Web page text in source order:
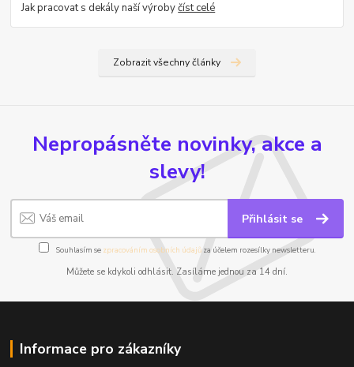
Jak pracovat s dekály naší výrobyčíst celé
Zobrazit všechny články
Nepropásněte novinky, akce a
slevy!
Přihlásit se
Souhlasím se zpracováním osobních údajůza účelem rozesílky newsletteru.
Můžete se kdykoli odhlásit. Zasíláme jednou za 14 dní.
Informace pro zákazníky